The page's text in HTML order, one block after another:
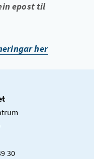
epost til
her
30